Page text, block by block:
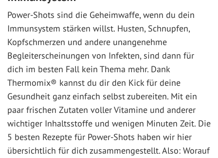
Power-Shots sind die Geheimwaffe, wenn du dein
Immunsystem stärken willst. Husten, Schnupfen,
Kopfschmerzen und andere unangenehme
Begleiterscheinungen von Infekten, sind dann für
dich im besten Fall kein Thema mehr. Dank
Thermomix® kannst du dir den Kick für deine
Gesundheit ganz einfach selbst zubereiten. Mit ein
paar frischen Zutaten voller Vitamine und anderer
wichtiger Inhaltsstoffe und wenigen Minuten Zeit. Die
5 besten Rezepte für Power-Shots haben wir hier
übersichtlich für dich zusammengestellt. Also: Worauf